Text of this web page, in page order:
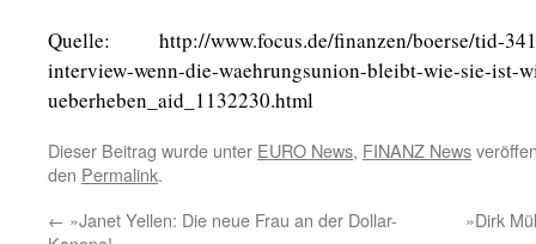
Quelle: http://www.focus.de/finanzen/boerse/tid-
interview-wenn-die-waehrungsunion-bleibt-wie-sie-ist-
ueberheben_aid_1132230.html
Dieser Beitrag wurde unter EURO News, FINANZ News
den Permalink.
← »Janet Yellen: Die neue Frau an der Dollar-
»Dirk